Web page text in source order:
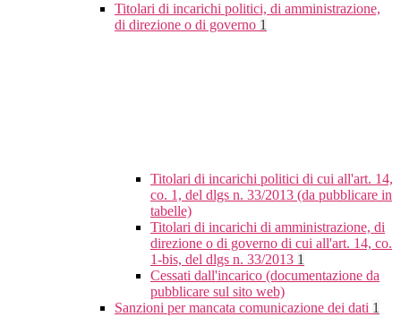
Titolari di incarichi politici, di amministrazione,
di direzione o di governo 1
Titolari di incarichi politici di cui all'art. 14,
co. 1, del dlgs n. 33/2013 (da pubblicare in
tabelle)
Titolari di incarichi di amministrazione, di
direzione o di governo di cui all'art. 14, co.
1-bis, del dlgs n. 33/2013 1
Cessati dall'incarico (documentazione da
pubblicare sul sito web)
Sanzioni per mancata comunicazione dei dati 1